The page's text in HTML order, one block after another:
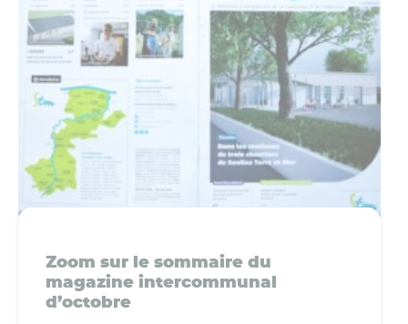
Zoom sur le sommaire du
magazine intercommunal
d’octobre